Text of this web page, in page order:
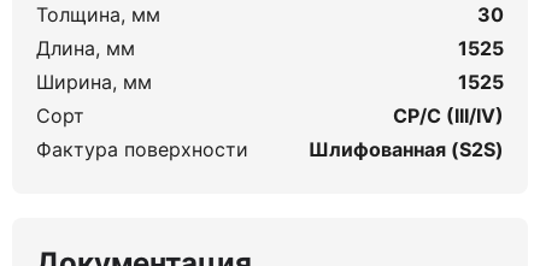
Толщина, мм
30
Длина, мм
1525
Ширина, мм
1525
Сорт
CP/C (III/IV)
Фактура поверхности
Шлифованная (S2S)